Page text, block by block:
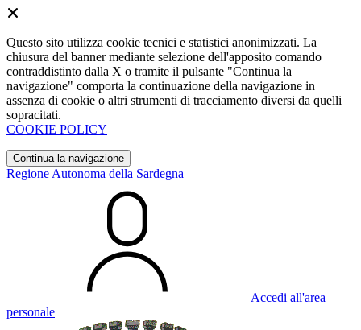
Questo sito utilizza cookie tecnici e statistici anonimizzati. La
chiusura del banner mediante selezione dell'apposito comando
contraddistinto dalla X o tramite il pulsante "Continua la
navigazione" comporta la continuazione della navigazione in
assenza di cookie o altri strumenti di tracciamento diversi da quelli
sopracitati.
COOKIE POLICY
Continua la navigazione
Regione Autonoma della Sardegna
Accedi all'area
personale